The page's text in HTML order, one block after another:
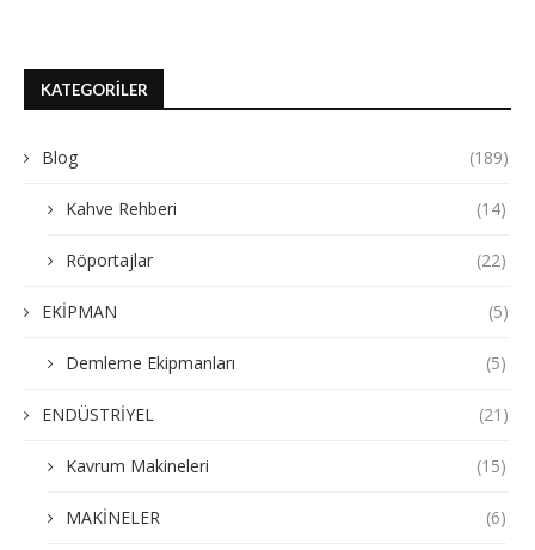
KATEGORILER
Blog (189)
Kahve Rehberi (14)
Röportajlar (22)
EKİPMAN (5)
Demleme Ekipmanları (5)
ENDÜSTRİYEL (21)
Kavrum Makineleri (15)
MAKİNELER (6)